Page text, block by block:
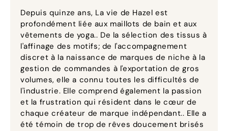
Depuis quinze ans, La vie de Hazel est
profondément liée aux maillots de bain et aux
vêtements de yoga.. De la sélection des tissus à
l'affinage des motifs; de l'accompagnement
discret à la naissance de marques de niche à la
gestion de commandes à l'exportation de gros
volumes, elle a connu toutes les difficultés de
l'industrie. Elle comprend également la passion
et la frustration qui résident dans le cœur de
chaque créateur de marque indépendant.. Elle a
été témoin de trop de rêves doucement brisés